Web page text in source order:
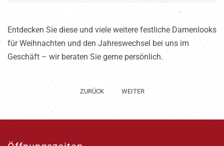
Entdecken Sie diese und viele weitere festliche Damenlooks
für Weihnachten und den Jahreswechsel bei uns im
Geschäft – wir beraten Sie gerne persönlich.
ZURÜCK WEITER